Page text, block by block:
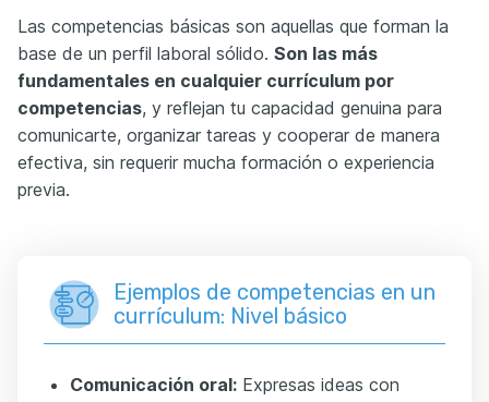
Las competencias básicas son aquellas que forman la
base de un perfil laboral sólido. Son las más
fundamentales en cualquier currículum por
competencias, y reflejan tu capacidad genuina para
comunicarte, organizar tareas y cooperar de manera
efectiva, sin requerir mucha formación o experiencia
previa.
Ejemplos de competencias en un
currículum: Nivel básico
Comunicación oral: Expresas ideas con